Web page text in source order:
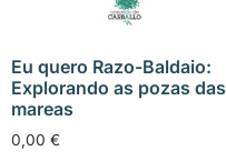
Eu quero Razo-Baldaio:
Explorando as pozas das
mareas
0,00 €